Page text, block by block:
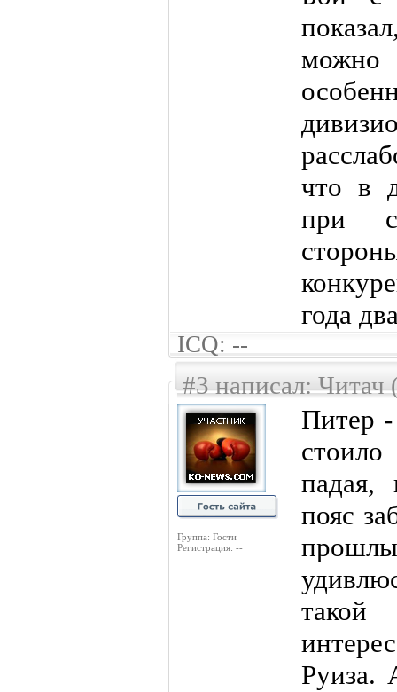
можно
что в
при
года
ICQ: --
#3 написал:
Группа: Гости
Регистрация: --
Питер
падая,
пояс
Руиза.